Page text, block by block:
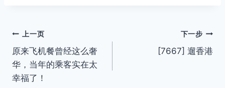
文
章
导
上一页
原来飞机餐曾经这么奢
华，当年的乘客实在太
幸福了！
下一步
[7667] 遛香港